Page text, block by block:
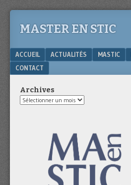
MASTER EN STIC
Menu
SKIP TO CONTENT
ACCUEIL ACTUALITÉS MASTIC
CONTACT
Archives
Archives